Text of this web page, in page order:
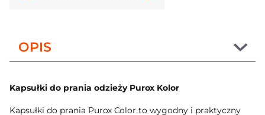
OPIS
Kapsułki do prania odzieży Purox Kolor
Kapsułki do prania Purox Color to wygodny i praktyczny